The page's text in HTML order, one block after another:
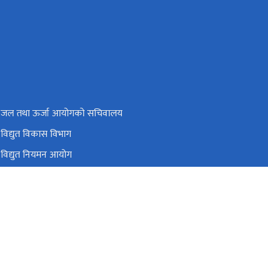
जल तथा ऊर्जा आयोगको सचिवालय
विद्युत विकास विभाग
विद्युत नियमन आयोग